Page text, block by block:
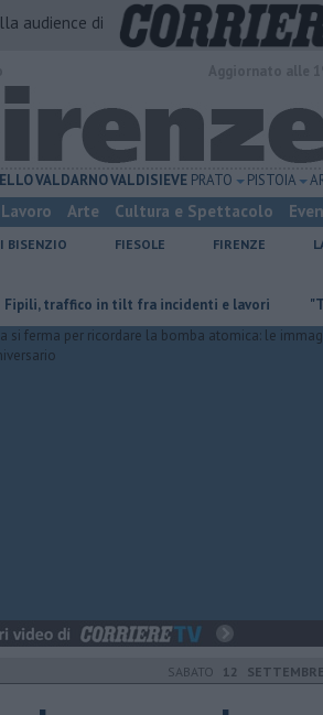
audience di
VALDARNOVALDISIEVE PRATO PISTOIA
Lavoro Arte Cultura e Spettacolo
BISENZIO FIESOLE FIRENZE
in tilt fra incidenti e lavori "Targa
SABATO 12